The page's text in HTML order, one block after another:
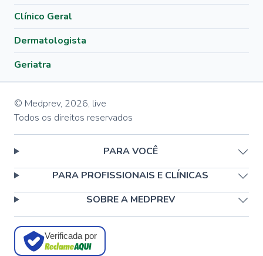
Clínico Geral
Dermatologista
Geriatra
© Medprev, 2026, live
Todos os direitos reservados
PARA VOCÊ
PARA PROFISSIONAIS E CLÍNICAS
SOBRE A MEDPREV
Verificada por